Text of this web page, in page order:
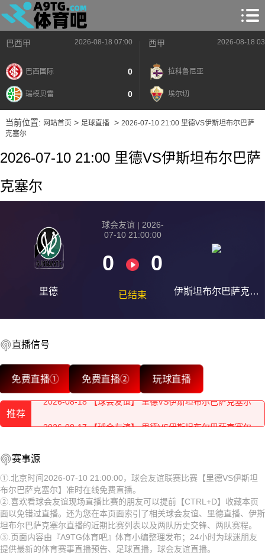
巴西甲 2026-08-18 07:00
巴西国际 0
瑞模贝雷 0
西甲 2026-08-18
拉科鲁尼亚
埃尔切
当前位置: 网站首页> 足球直播> 2026-07-10 21:00 里德VS伊斯坦布尔巴萨
克塞尔
2026-07-10 21:00 里德VS伊斯坦布尔巴萨
克塞尔
里德
球会友谊 | 2026-
07-10 21:00:00
0 0
已结束
伊斯坦布尔巴萨克塞
直播信号
免费直播① 免费直播② 玩球直播
推荐
2026-08-18 【球会友谊】 里德VS伊斯坦布尔巴萨克塞尔
2026-08-18 【球会友谊】 里德VS伊斯坦布尔巴萨克塞尔
2026-08-17 【球会友谊】 里德VS伊斯坦布尔巴萨克塞尔
2026-08-17 【球会友谊】 里德VS伊斯坦布尔巴萨克塞尔
2026-08-17 【球会友谊】 里德VS伊斯坦布尔巴萨克塞尔
2026-08-17 【球会友谊】 里德VS伊斯坦布尔巴萨克塞尔
2026-08-17 【球会友谊】 里德VS伊斯坦布尔巴萨克塞尔
2026-08-17 【球会友谊】 里德VS伊斯坦布尔巴萨克塞尔
赛事源
①.北京时间2026-07-10 21:00:00，球会友谊联赛比赛【里德VS伊斯坦
布尔巴萨克塞尔】准时在线免费直播。
②.喜欢看球会友谊现场直播比赛的朋友可以提前【CTRL+D】收藏本页
面以免错过直播。还为您在本页面索引了相关球会友谊、里德直播、伊斯
坦布尔巴萨克塞尔直播的近期比赛列表以及两队历史交锋、两队赛程。
③.页面内容由『A9TG体育吧』体育小编整理发布；24小时为球迷朋友
提供最新的体育赛事直播预告、足球直播，球会友谊直播。